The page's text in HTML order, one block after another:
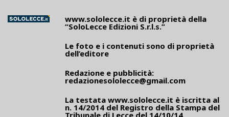
www.sololecce.it è di proprietà della
“SoloLecce Edizioni S.r.l.s.”
Le foto e i contenuti sono di proprietà
dell’editore
Redazione e pubblicità:
redazionesololecce@gmail.com
La testata www.sololecce.it è iscritta al
n. 14/2014 del Registro della Stampa del